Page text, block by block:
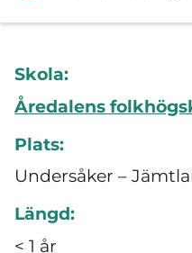
Skola:
Åredalens
Plats:
Undersåker –
Längd:
< 1 år